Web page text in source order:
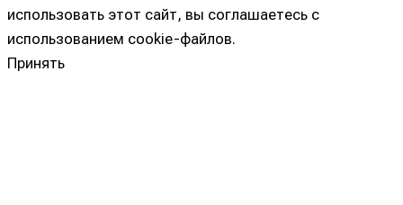
использовать этот сайт, вы соглашаетесь с
использованием cookie-файлов.
Принять